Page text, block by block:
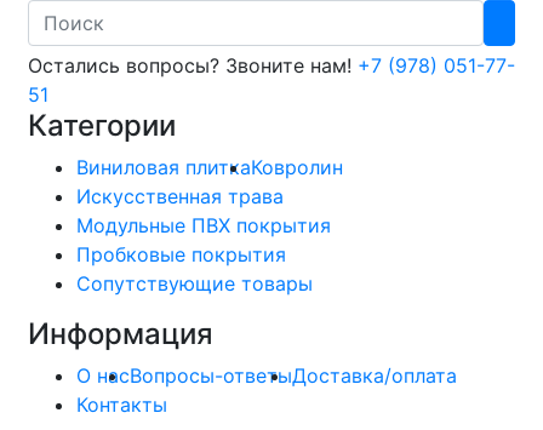
Search
Остались вопросы? Звоните нам! +7 (978) 051-77-
51
Категории
Виниловая плиткаКовролин
Искусственная трава
Модульные ПВХ покрытия
Пробковые покрытия
Сопутствующие товары
Информация
О насВопросы-ответыДоставка/оплата
Контакты